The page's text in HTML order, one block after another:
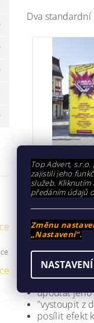
Dva standardní
POS s
Atypický
regálů.
Přesné řešení
podpořit
uvést nový
zvýšit
upoutat
"vystoupit z
posílit efekt
Top Advert,
zajistili jeho
služeb. Kliknutím
předáním údajů
Změnu
„Nastavení“.
NASTAVENÍ